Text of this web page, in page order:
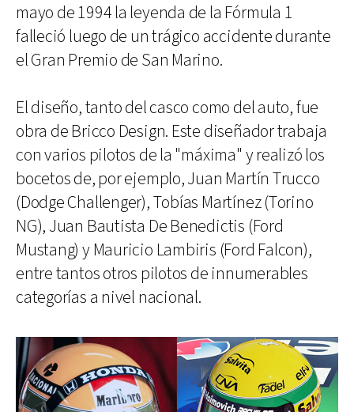
mayo de 1994 la leyenda de la Fórmula 1
falleció luego de un trágico accidente durante
el Gran Premio de San Marino.
El diseño, tanto del casco como del auto, fue
obra de Bricco Design. Este diseñador trabaja
con varios pilotos de la "máxima" y realizó los
bocetos de, por ejemplo, Juan Martín Trucco
(Dodge Challenger), Tobías Martínez (Torino
NG), Juan Bautista De Benedictis (Ford
Mustang) y Mauricio Lambiris (Ford Falcon),
entre tantos otros pilotos de innumerables
categorías a nivel nacional.